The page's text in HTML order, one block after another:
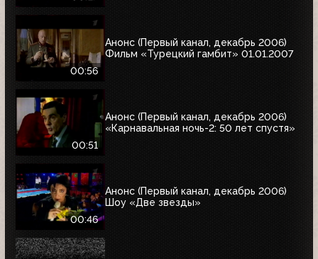
00:56
Анонс (Первый канал, декабрь 2006)
Фильм «Турецкий гамбит» 01.01.2007
00:51
Анонс (Первый канал, декабрь 2006)
«Карнавальная ночь-2: 50 лет спустя»
00:46
Анонс (Первый канал, декабрь 2006)
Шоу «Две звезды»